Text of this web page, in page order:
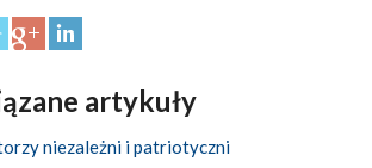
artykuły
niezależni i patriotyczni